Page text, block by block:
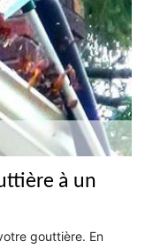
à un
gouttière. En